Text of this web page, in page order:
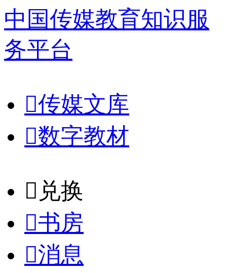
中国传媒教育知识服
务平台
传媒文库
数字教材
𐈈 兑换
书房
消息